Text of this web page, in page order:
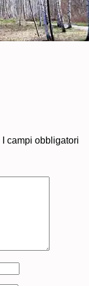
I campi obbligatori